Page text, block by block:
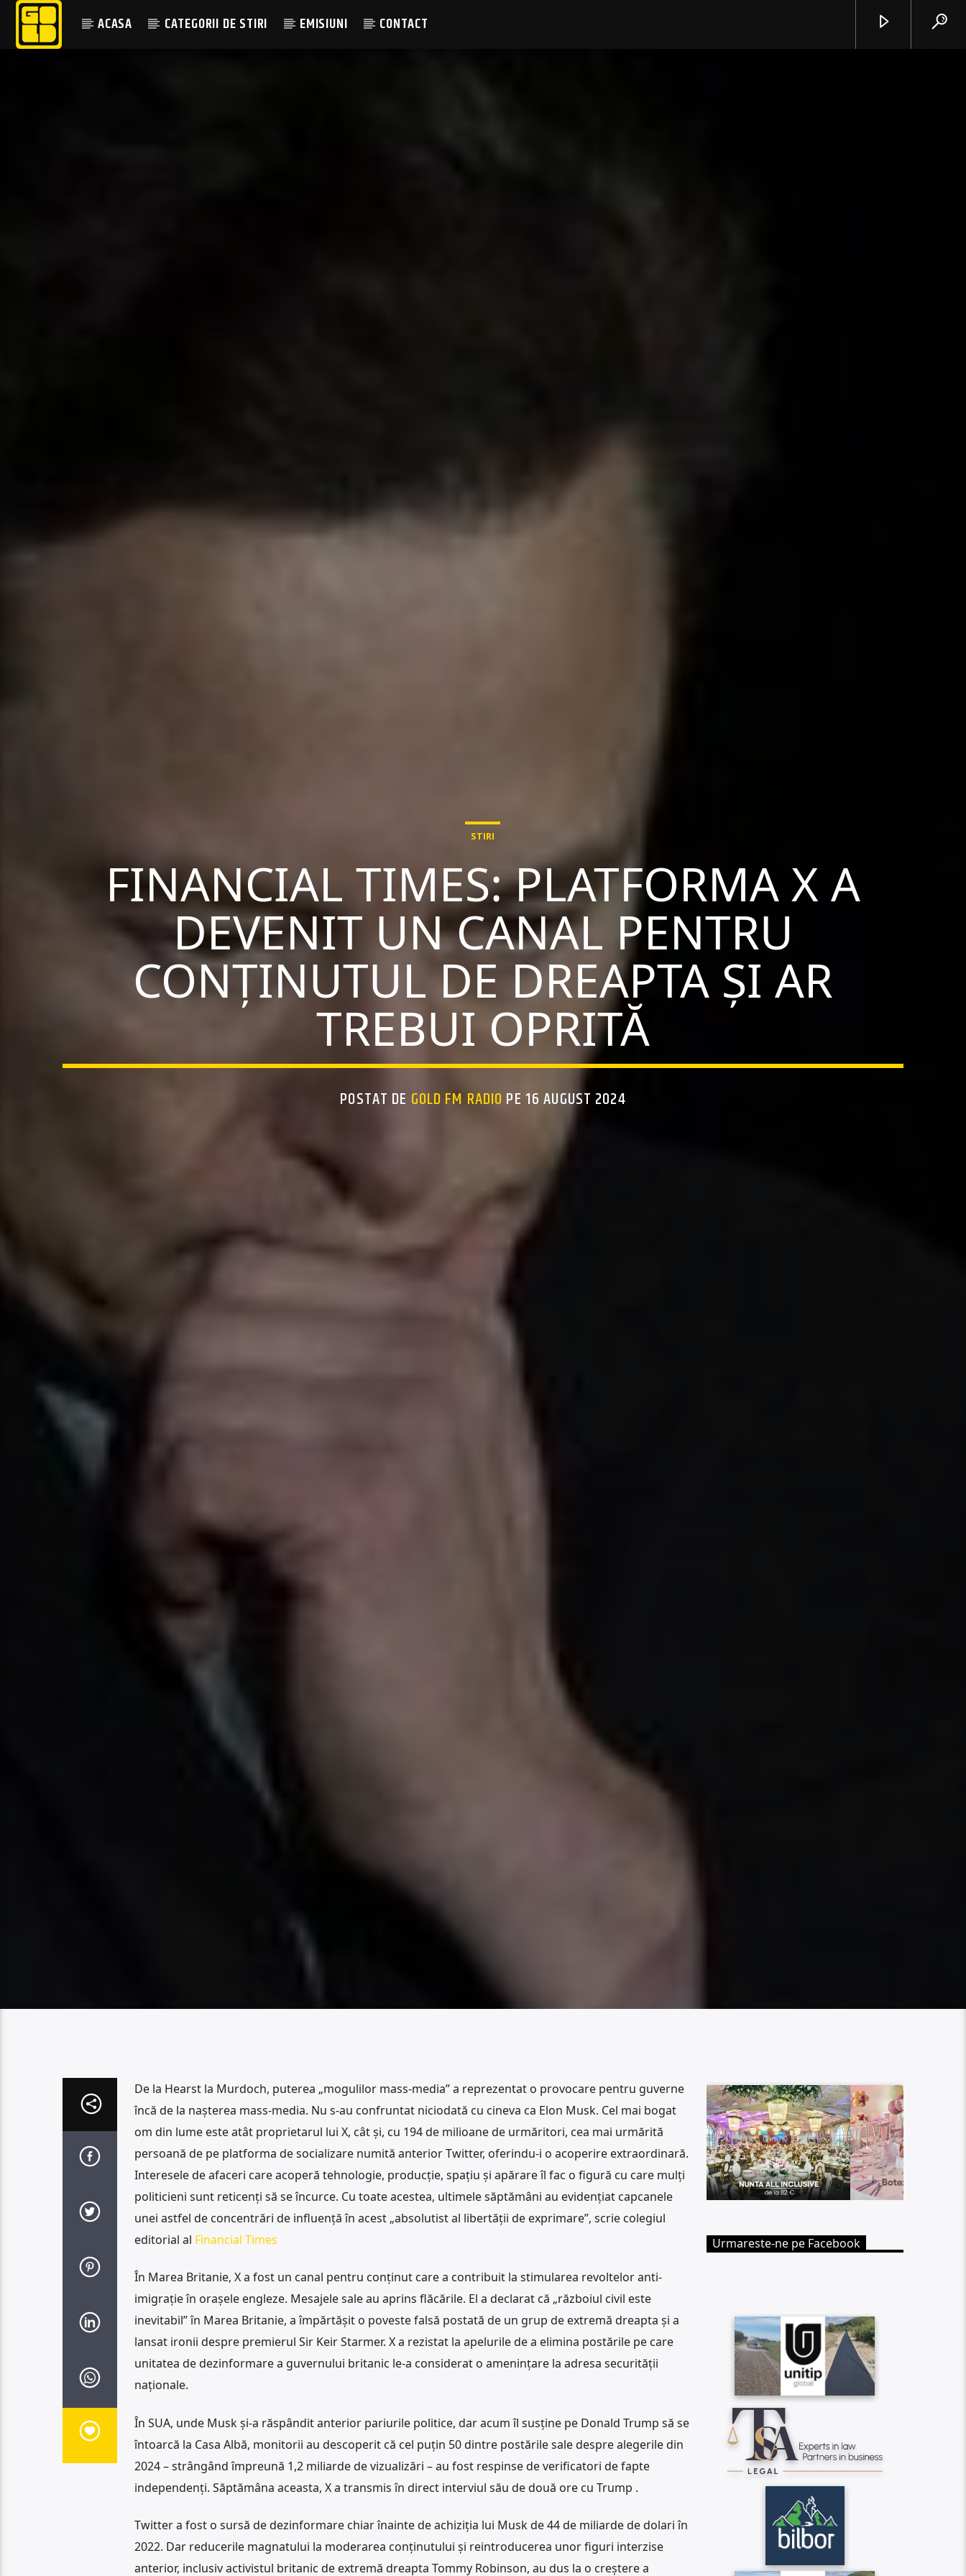
ACASA CATEGORII DE STIRI EMISIUNI CONTACT
STIRI
FINANCIAL TIMES: PLATFORMA X A
DEVENIT UN CANAL PENTRU
CONȚINUTUL DE DREAPTA ȘI AR
TREBUI OPRITĂ
POSTAT DE GOLD FM RADIO PE 16 AUGUST 2024
De la Hearst la Murdoch, puterea „mogulilor mass-media” a reprezentat o provocare pentru guverne
încă de la nașterea mass-media. Nu s-au confruntat niciodată cu cineva ca Elon Musk. Cel mai bogat
om din lume este atât proprietarul lui X, cât și, cu 194 de milioane de urmăritori, cea mai urmărită
persoană de pe platforma de socializare numită anterior Twitter, oferindu-i o acoperire extraordinară.
Interesele de afaceri care acoperă tehnologie, producție, spațiu și apărare îl fac o figură cu care mulți
politicieni sunt reticenți să se încurce. Cu toate acestea, ultimele săptămâni au evidențiat capcanele
unei astfel de concentrări de influență în acest „absolutist al libertății de exprimare”, scrie colegiul
editorial al Financial Times
În Marea Britanie, X a fost un canal pentru conținut care a contribuit la stimularea revoltelor anti-
imigrație în orașele engleze. Mesajele sale au aprins flăcările. El a declarat că „războiul civil este
inevitabil” în Marea Britanie, a împărtășit o poveste falsă postată de un grup de extremă dreapta și a
lansat ironii despre premierul Sir Keir Starmer. X a rezistat la apelurile de a elimina postările pe care
unitatea de dezinformare a guvernului britanic le-a considerat o amenințare la adresa securității
naționale.
În SUA, unde Musk și-a răspândit anterior pariurile politice, dar acum îl susține pe Donald Trump să se
întoarcă la Casa Albă, monitorii au descoperit că cel puțin 50 dintre postările sale despre alegerile din
2024 – strângând împreună 1,2 miliarde de vizualizări – au fost respinse de verificatori de fapte
independenți. Săptămâna aceasta, X a transmis în direct interviul său de două ore cu Trump .
Twitter a fost o sursă de dezinformare chiar înainte de achiziția lui Musk de 44 de miliarde de dolari în
2022. Dar reducerile magnatului la moderarea conținutului și reintroducerea unor figuri interzise
anterior, inclusiv activistul britanic de extremă dreapta Tommy Robinson, au dus la o creștere a
Urmareste-ne pe Facebook